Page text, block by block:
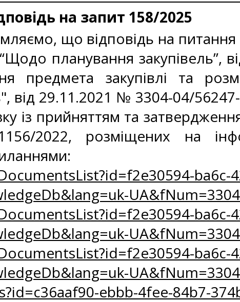
на запит 158/2025
що відповідь на питання
планування закупівель”,
предмета закупівлі та
від 29.11.2021 № 3304-04/
із прийняттям та
2022, розміщених на
ba6c-
ba6c-
ba6c-
ebbb-4fee-84b7-